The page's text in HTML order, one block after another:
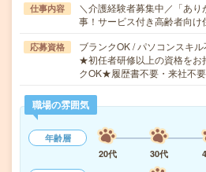
仕事内容
＼介護経験者募集中／「あ
事！サービス付き高齢者向
応募資格
ブランクOK / パソコンスキ
★初任者研修以上の資格を
クOK★履歴書不要・来社不
職場の雰囲気
年齢層
20代
30代